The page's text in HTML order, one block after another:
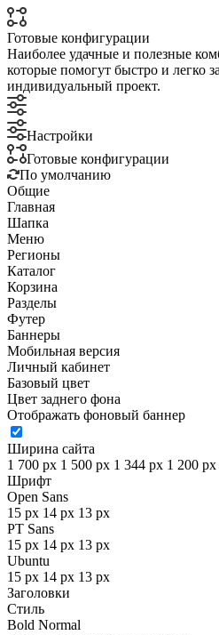
Готовые конфигурации
Наиболее удачные и полезные
которые помогут быстро и легко
индивидуальный проект.
Настройки
Готовые конфигурации
По умолчанию
Общие
Главная
Шапка
Меню
Регионы
Каталог
Корзина
Разделы
Футер
Баннеры
Мобильная версия
Личный кабинет
Базовый цвет
Цвет заднего фона
Отображать фоновый баннер
Ширина сайта
1 700 px 1 500 px 1 344 px 1 200 px
Шрифт
Open Sans
15 px 14 px 13 px
PT Sans
15 px 14 px 13 px
Ubuntu
15 px 14 px 13 px
Заголовки
Стиль
Bold Normal